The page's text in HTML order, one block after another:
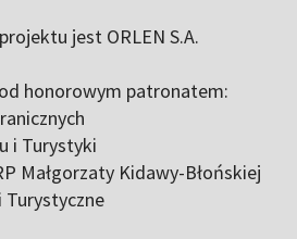
jest ORLEN S.A.
honorowym patronatem:
i Turystyki
Małgorzaty Kidawy-Błońskiej
Turystyczne